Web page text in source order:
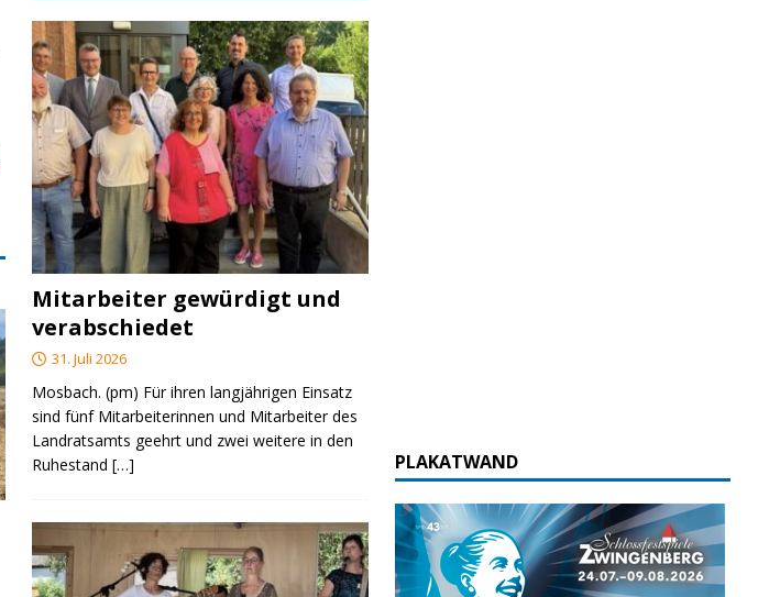
Mitarbeiter gewürdigt und
verabschiedet
31. Juli 2026
Mosbach. (pm) Für ihren langjährigen Einsatz
sind fünf Mitarbeiterinnen und Mitarbeiter des
Landratsamts geehrt und zwei weitere in den
Ruhestand[…] PLAKATWAND